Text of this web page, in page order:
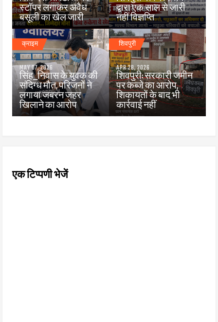
स्टॉपर लगाकर अवैध
बसूली का खेल जारी
द्वारा एक साल से जारी
नहीं विज्ञप्ति
क्राइम
MAY 07, 2026
सिंह_निवास के युवक की
संदिग्ध मौत, परिजनों ने
लगाया जबरन जहर
खिलाने का आरोप
शिवपुरी
APR 28, 2026
शिवपुरी: सरकारी जमीन
पर कब्जे का आरोप,
शिकायतों के बाद भी
कार्रवाई नहीं
एक टिप्पणी भेजें